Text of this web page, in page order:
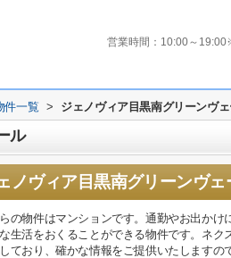
営業時間： 10:00～
件一覧 > ジェノヴィア目黒南グリーンヴ
ル
ノヴィア目黒南グリーンヴェ
の物件はマンションです。通勤やお出かけ
生活をおくることができる物件です。ネ
ており、確かな情報をご提供いたしますの